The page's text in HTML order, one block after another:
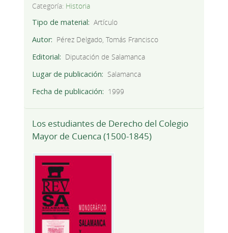
Categoría: Historia
Tipo de material
Artículo
Autor
Pérez Delgado, Tomás Francisco
Editorial
Diputación de Salamanca
Lugar de publicación
Salamanca
Fecha de publicación
1999
Los estudiantes de Derecho del Colegio
Mayor de Cuenca (1500-1845)